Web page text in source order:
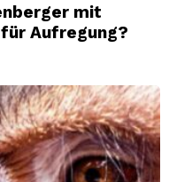
mit
Aufregung?